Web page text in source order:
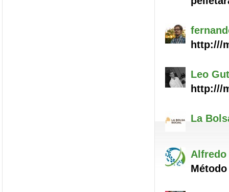
http:///
Leo
http:///
La
Alfredo